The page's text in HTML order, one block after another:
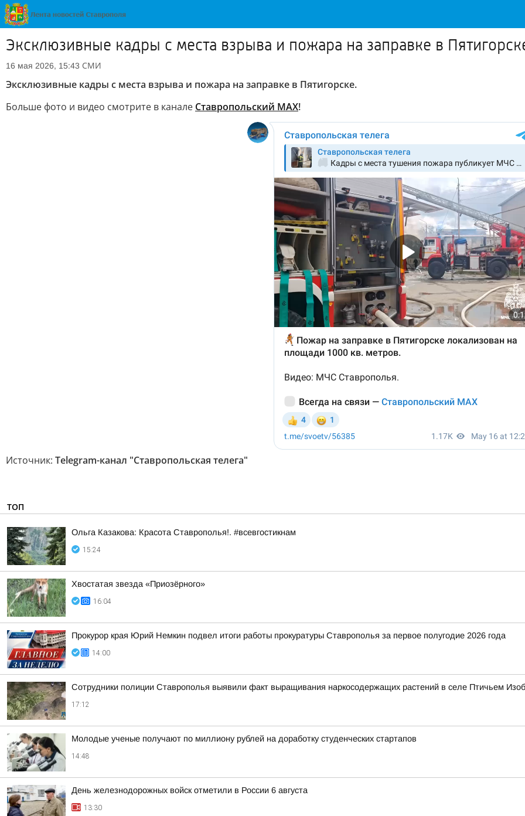
Эксклюзивные кадры с места взрыва и пожара на заправке в
16 мая 2026, 15:43 СМИ
Эксклюзивные кадры с места взрыва и пожара на заправке в Пятигорске.
Больше фото и видео смотрите в канале Ставропольский МАХ!
Источник: Telegram-канал "Ставропольская телега"
ТОП
Ольга Казакова: Красота Ставрополья!. #всевгостикнам
15:24
Хвостатая звезда «Приозёрного»
16:04
Прокурор края Юрий Немкин подвел итоги работы прокуратуры Ставрополья за первое полугодие 2026 года
14:00
Сотрудники полиции Ставрополья выявили факт выращивания наркосодержащих растений в селе Птичьем
17:12
Молодые ученые получают по миллиону рублей на доработку студенческих стартапов
14:48
День железнодорожных войск отметили в России 6 августа
13:30